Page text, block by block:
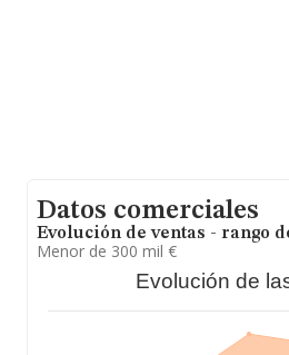
Datos comerciales
Evolución de ventas - rango
Menor de 300 mil €
Evolución de